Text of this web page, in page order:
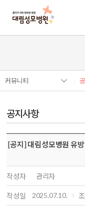
커뮤니티
공지사항
[공지] 대림성모병원 유
작성자 관리자
작성일 2025.07.10.